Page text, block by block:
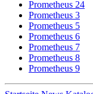
Prometheus 24
Prometheus 3
Prometheus 5
Prometheus 6
Prometheus 7
Prometheus 8
Prometheus 9